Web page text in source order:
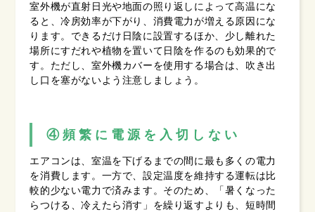
室外機が直射日光や地面の照り返しによって高温にな
ると、冷房効率が下がり、消費電力が増える原因にな
ります。できるだけ日陰に設置するほか、少し離れた
場所にすだれや植物を置いて日陰を作るのも効果的で
す。ただし、室外機カバーを使用する場合は、吹き出
し口を塞がないよう注意しましょう。
④頻繁に電源を入切しない
エアコンは、室温を下げるまでの間に最も多くの電力
を消費します。一方で、設定温度を維持する運転は比
較的少ない電力で済みます。そのため、「暑くなった
らつける、冷えたら消す」を繰り返すよりも、短時間